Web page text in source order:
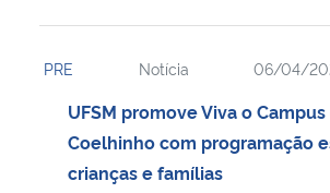
PRE Notícia 06/04/
UFSM promove Viva o
Coelhinho com programação
crianças e famílias